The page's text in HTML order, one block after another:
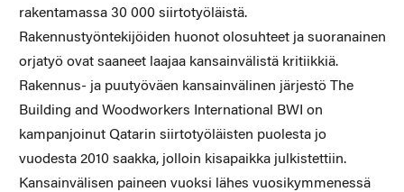
rakentamassa 30 000 siirtotyöläistä.
Rakennustyöntekijöiden huonot olosuhteet ja suoranainen
orjatyö ovat saaneet laajaa kansainvälistä kritiikkiä.
Rakennus- ja puutyöväen kansainvälinen järjestö The
Building and Woodworkers International BWI on
kampanjoinut Qatarin siirtotyöläisten puolesta jo
vuodesta 2010 saakka, jolloin kisapaikka julkistettiin.
Kansainvälisen paineen vuoksi lähes vuosikymmenessä